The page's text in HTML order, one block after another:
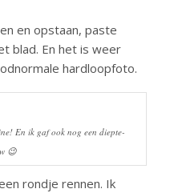
en opstaan, paste
blad. En het is weer
hardloopfoto.
En ik gaf ook nog een diepte-
😉
rondje rennen. Ik